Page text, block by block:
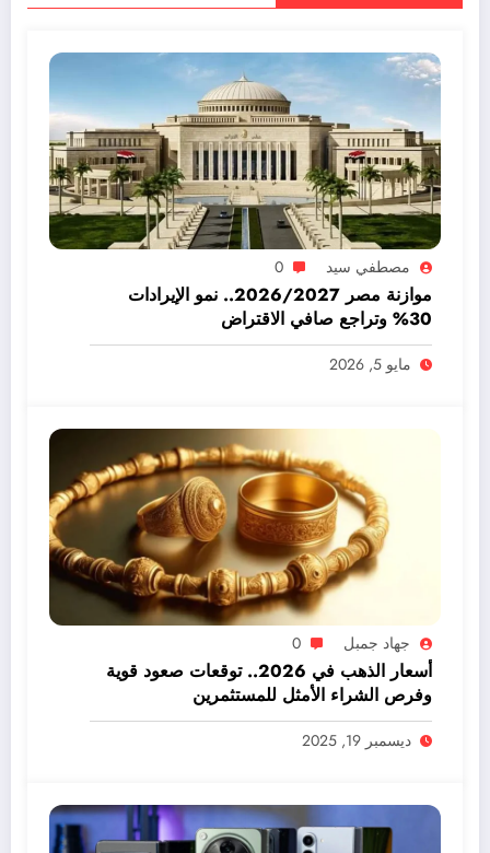
مصطفي سيد 0
موازنة مصر 2026/2027.. نمو الإيرادات
30% وتراجع صافي الاقتراض
مايو 5, 2026
جهاد جمبل 0
أسعار الذهب في 2026.. توقعات صعود قوية
وفرص الشراء الأمثل للمستثمرين
ديسمبر 19, 2025